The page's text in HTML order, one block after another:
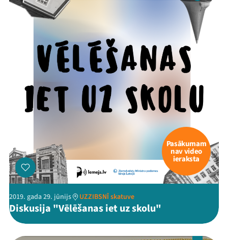
Pasākumam
nav video
ieraksta
2019. gada 29. jūnijs UZZIBSNĪ skatuve
Diskusija "Vēlēšanas iet uz skolu"